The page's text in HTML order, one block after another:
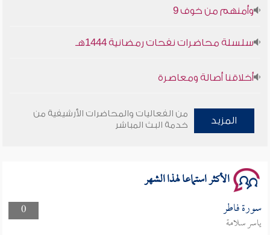
سلسلة محاضرات نفحات رمضانية 1444هـ
المزيد
من الفعاليات والمحاضرات الأرشيفية من
خدمة البث المباشر
الأكثر استماعا لهذا الشهر
0 سورة فاطر
ياسر سلامة